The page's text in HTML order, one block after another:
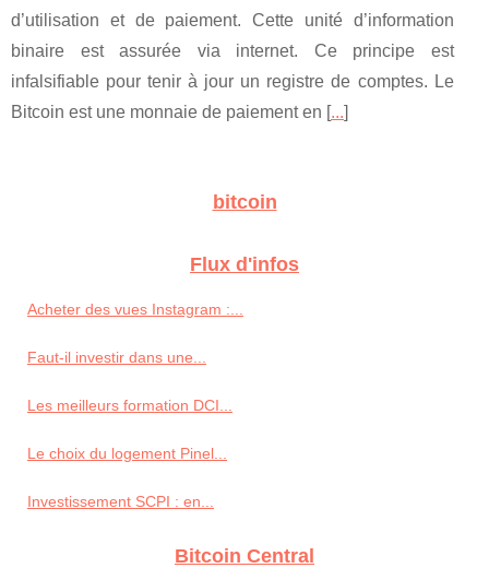
d’utilisation et de paiement. Cette unité d’information
binaire est assurée via internet. Ce principe est
infalsifiable pour tenir à jour un registre de comptes. Le
Bitcoin est une monnaie de paiement en [...]
bitcoin
Flux d'infos
Acheter des vues Instagram :...
Faut-il investir dans une...
Les meilleurs formation DCI...
Le choix du logement Pinel...
Investissement SCPI : en...
Bitcoin Central